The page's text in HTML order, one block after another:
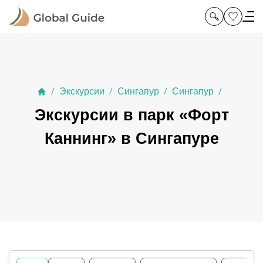
/ Экскурсии / Сингапур / Сингапур /
Экскурсии в парк «Форт
Каннинг» в Сингапуре